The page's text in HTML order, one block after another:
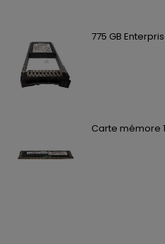
775 GB
Carte mémore